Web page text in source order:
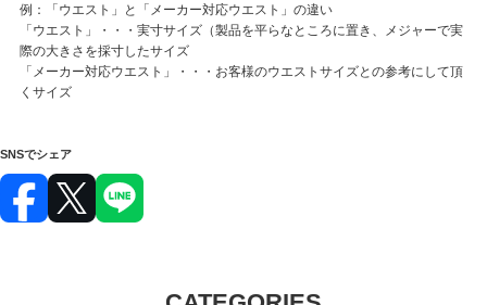
例：「ウエスト」と「メーカー対応ウエスト」の違い
「ウエスト」・・・実寸サイズ（製品を平らなところに置き、メジャーで実
際の大きさを採寸したサイズ
「メーカー対応ウエスト」・・・お客様のウエストサイズとの参考にして頂
くサイズ
SNSでシェア